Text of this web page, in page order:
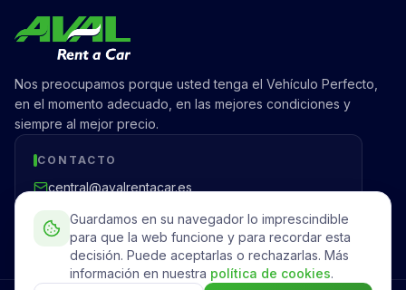
Nos preocupamos porque usted tenga el Vehículo Perfecto,
en el momento adecuado, en las mejores condiciones y
siempre al mejor precio.
CONTACTO
central@avalrentacar.es
Madrid, España
Guardamos en su navegador lo imprescindible
para que la web funcione y para recordar esta
decisión. Puede aceptarlas o rechazarlas. Más
información en nuestra política de cookies.